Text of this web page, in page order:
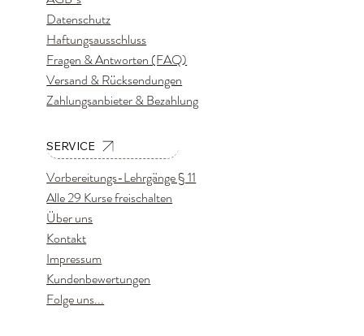
Datenschutz
Haftungsausschluss
Fragen & Antworten (FAQ)
Versand & Rücksendungen
Zahlungsanbieter & Bezahlung
SERVICE
Vorbereitungs-Lehrgänge § 11
Alle 29 Kurse freischalten
Über uns
Kontakt
Impressum
Kundenbewertungen
Folge uns...